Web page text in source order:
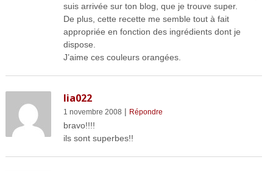
suis arrivée sur ton blog, que je trouve super.
De plus, cette recette me semble tout à fait
appropriée en fonction des ingrédients dont je
dispose.
J’aime ces couleurs orangées.
lia022
1 novembre 2008 | Répondre
bravo!!!!
ils sont superbes!!